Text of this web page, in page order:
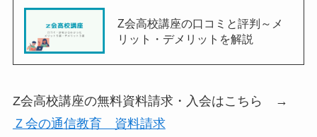
Z会高校講座の口コミと評判～メ
リット・デメリットを解説
Z会高校講座の無料資料請求・入会はこちら →
Ｚ会の通信教育 資料請求